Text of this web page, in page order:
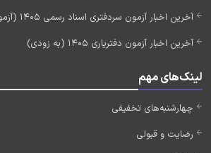
آخرین اخبار آزمون سردفتری اسناد رسمی 1405 (آزمون جدید)
آخرین اخبار آزمون دفتریاری 1405 (به زودی)
لینک‌های مهم
چهارشنبه‌های تخفیفی
رضایت و قبولی